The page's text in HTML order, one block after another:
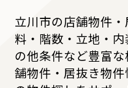
立川市の店舗物件
料・階数・立地・
の他条件など豊富
舗物件・居抜き物